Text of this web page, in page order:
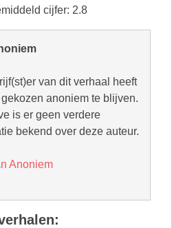
cijfer: 2.8
van dit verhaal heeft
anoniem te blijven.
is er geen verdere
bekend over deze auteur.
Anoniem